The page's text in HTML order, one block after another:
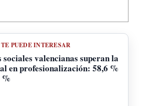
PUEDE INTERESAR
sociales valencianas superan la
en profesionalización: 58,6 %
%